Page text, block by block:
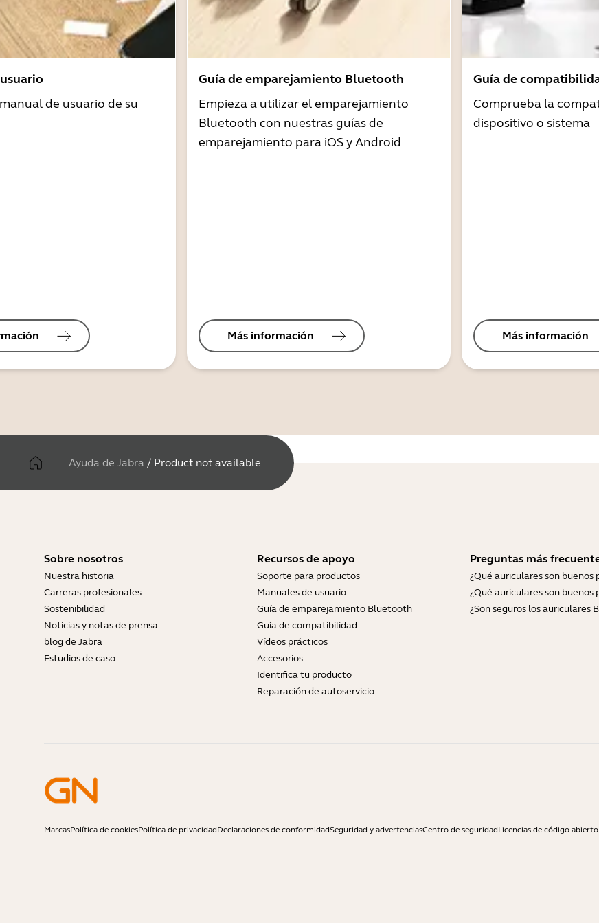
de usuario de su
Guía de emparejamiento Bluetooth
Empieza a utilizar el emparejamiento
Bluetooth con nuestras guías de
emparejamiento para iOS y Android
Más información
Guía de
Comprueba la
dispositivo o sistema
Más información
Ayuda de Jabra / Product not available
Sobre nosotros
Nuestra historia
Carreras profesionales
Sostenibilidad
Noticias y notas de prensa
blog de Jabra
Estudios de caso
Recursos de apoyo
Soporte para productos
Manuales de usuario
Guía de emparejamiento Bluetooth
Guía de compatibilidad
Vídeos prácticos
Accesorios
Identifica tu producto
Reparación de autoservicio
Preguntas más
¿Qué auriculares son buenos
¿Qué auriculares son buenos
¿Son seguros los auriculares
MarcasPolítica de cookiesPolítica de privacidadDeclaraciones de conformidadSeguridad y advertenciasCentro de seguridadLicencias de código abierto